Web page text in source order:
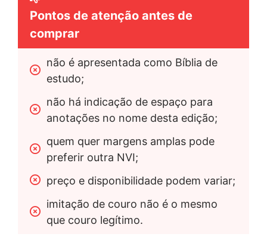
Pontos de atenção antes de
comprar
não é apresentada como Bíblia de
estudo;
não há indicação de espaço para
anotações no nome desta edição;
quem quer margens amplas pode
preferir outra NVI;
preço e disponibilidade podem variar;
imitação de couro não é o mesmo
que couro legítimo.